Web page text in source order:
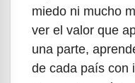
miedo ni mucho
ver el valor que
una parte,
de cada país con